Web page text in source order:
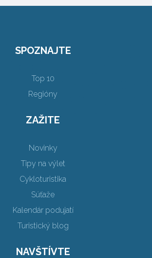
SPOZNAJTE
Top 10
Regióny
ZAŽITE
Novinky
Tipy na výlet
Cykloturistika
Súťaže
Kalendár podujatí
Turistický blog
NAVŠTÍVTE